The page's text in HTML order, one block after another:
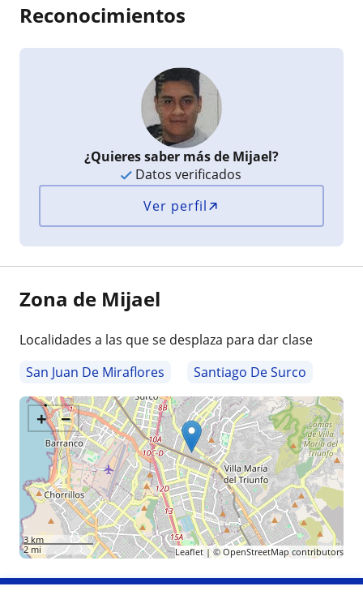
Reconocimientos
¿Quieres saber más de Mijael?
Datos verificados
Ver perfil
Zona de Mijael
Localidades a las que se desplaza para dar clase
San Juan De Miraflores
Santiago De Surco
+ −
3 km
2 mi
Leaflet| ©OpenStreetMap contributors